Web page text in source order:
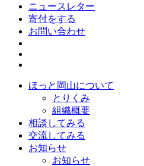
ニュースレター
寄付をする
お問い合わせ
ほっと岡山について
とりくみ
組織概要
相談してみる
交流してみる
お知らせ
お知らせ